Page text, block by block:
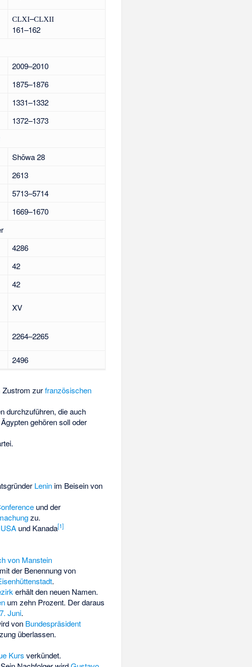
CLXI–CLXII
161–162
2009–2010
1875–1876
1331–1332
1372–1373
Shōwa 28
2613
5713–5714
1669–1670
4286
42
42
XV
2264–2265
2496
zurfranzösischen
durchzuführen, die auch
gehören soll oder
Leninim Beisein von
und der
zu.
USAund Kanada[1]
von Manstein
der Benennung von
.
erhält den neuen Namen.
um zehn Prozent. Der daraus
Juni.
von Bundespräsident
überlassen.
Kurs verkündet.